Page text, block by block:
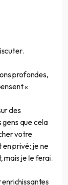
profondes,
«
des
que cela
votre
privé; je ne
mais je le ferai.